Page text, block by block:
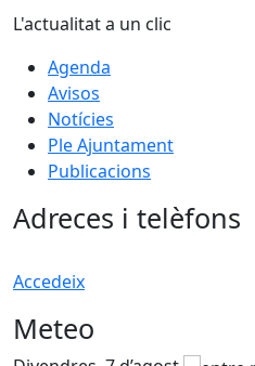
L'actualitat a un clic
Agenda
Avisos
Notícies
Ple Ajuntament
Publicacions
Adreces i telèfons
Accedeix
Meteo